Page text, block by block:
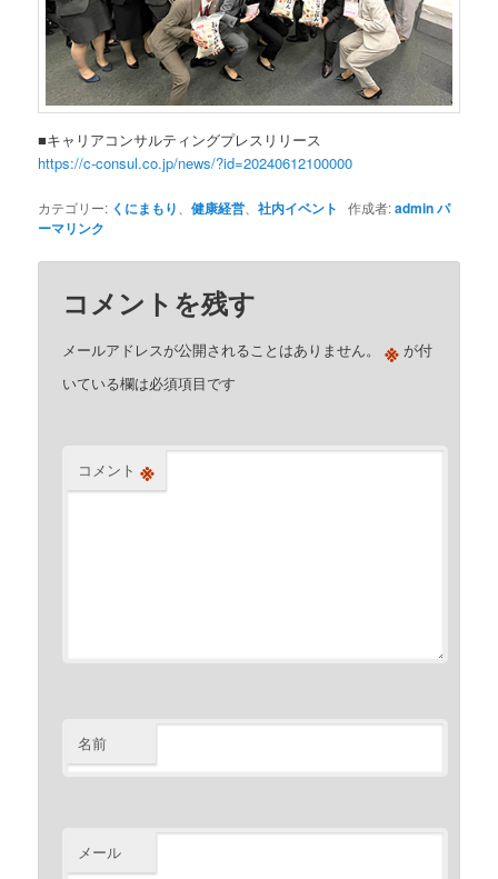
■キャリアコンサルティングプレスリリース
https://c-consul.co.jp/news/?id=20240612100000
カテゴリー: くにまもり 、健康経営 、社内イベント 作成者:adminパ
ーマリンク
コメントを残す
メールアドレスが公開されることはありません。 ※ が付
いている欄は必須項目です
コメント ※
名前
メール